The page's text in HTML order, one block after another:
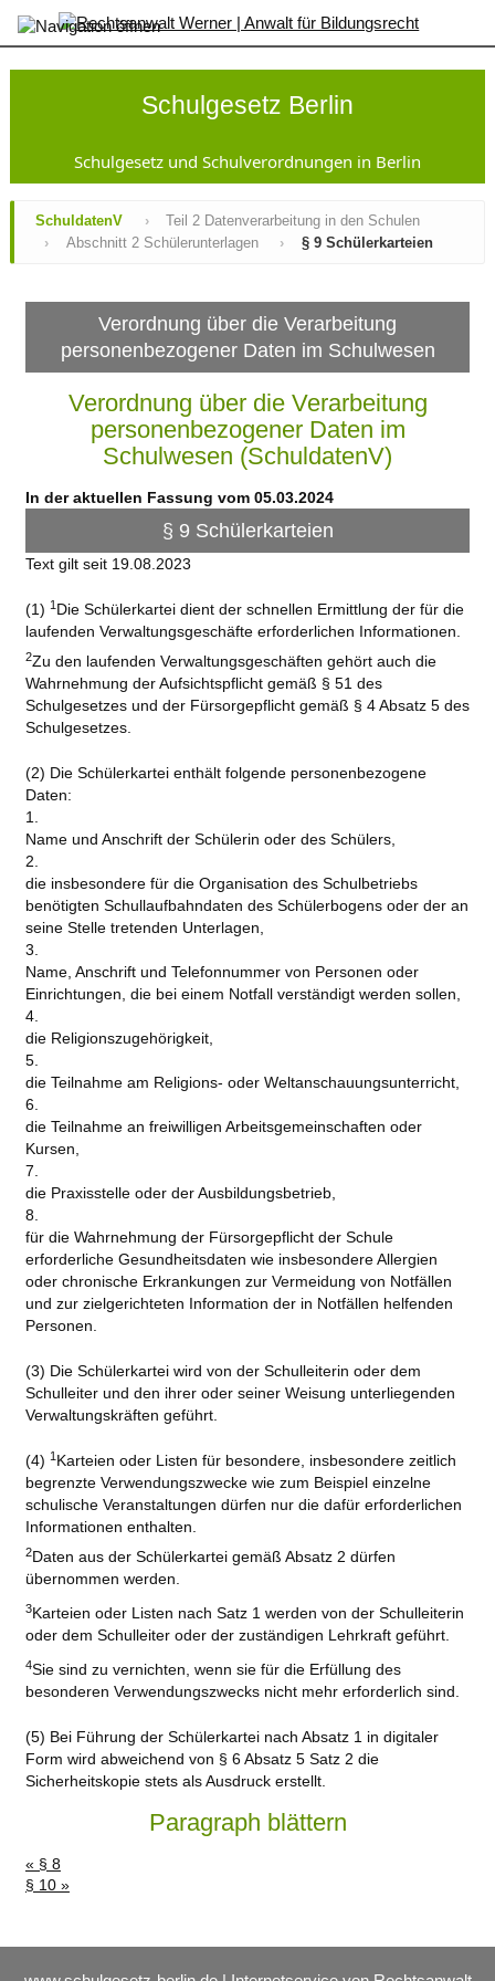
×
Startseite
AufnahmeVO-
SopädVO
VO-
Inhaltsverzeichnis
Änderungen
Gesamtansicht
Schulgesetz Berlin
Schulgesetz und Schulverordnungen in Berlin
SchuldatenV ›
Teil 2 Datenverarbeitung in den Schulen
›
Abschnitt 2 Schülerunterlagen › § 9 Schülerkarteien
Verordnung über die Verarbeitung
personenbezogener Daten im Schulwesen
Verordnung über die Verarbeitung
personenbezogener Daten im
Schulwesen (SchuldatenV)
In der aktuellen Fassung vom 05.03.2024
§ 9 Schülerkarteien
Text gilt seit 19.08.2023
(1) 1Die Schülerkartei dient der schnellen Ermittlung der für die
laufenden Verwaltungsgeschäfte erforderlichen Informationen.
2Zu den laufenden Verwaltungsgeschäften gehört auch die
Wahrnehmung der Aufsichtspflicht gemäß § 51 des
Schulgesetzes und der Fürsorgepflicht gemäß § 4 Absatz 5 des
Schulgesetzes.
(2) Die Schülerkartei enthält folgende personenbezogene
Daten:
1.
Name und Anschrift der Schülerin oder des Schülers,
2.
die insbesondere für die Organisation des Schulbetriebs
benötigten Schullaufbahndaten des Schülerbogens oder der an
seine Stelle tretenden Unterlagen,
3.
Name, Anschrift und Telefonnummer von Personen oder
Einrichtungen, die bei einem Notfall verständigt werden sollen,
4.
die Religionszugehörigkeit,
5.
die Teilnahme am Religions- oder Weltanschauungsunterricht,
6.
die Teilnahme an freiwilligen Arbeitsgemeinschaften oder
Kursen,
7.
die Praxisstelle oder der Ausbildungsbetrieb,
8.
für die Wahrnehmung der Fürsorgepflicht der Schule
erforderliche Gesundheitsdaten wie insbesondere Allergien
oder chronische Erkrankungen zur Vermeidung von Notfällen
und zur zielgerichteten Information der in Notfällen helfenden
Personen.
(3) Die Schülerkartei wird von der Schulleiterin oder dem
Schulleiter und den ihrer oder seiner Weisung unterliegenden
Verwaltungskräften geführt.
(4) 1Karteien oder Listen für besondere, insbesondere zeitlich
begrenzte Verwendungszwecke wie zum Beispiel einzelne
schulische Veranstaltungen dürfen nur die dafür erforderlichen
Informationen enthalten.
2Daten aus der Schülerkartei gemäß Absatz 2 dürfen
übernommen werden.
3Karteien oder Listen nach Satz 1 werden von der Schulleiterin
oder dem Schulleiter oder der zuständigen Lehrkraft geführt.
4Sie sind zu vernichten, wenn sie für die Erfüllung des
besonderen Verwendungszwecks nicht mehr erforderlich sind.
(5) Bei Führung der Schülerkartei nach Absatz 1 in digitaler
Form wird abweichend von § 6 Absatz 5 Satz 2 die
Sicherheitskopie stets als Ausdruck erstellt.
Paragraph blättern
« § 8
§ 10 »